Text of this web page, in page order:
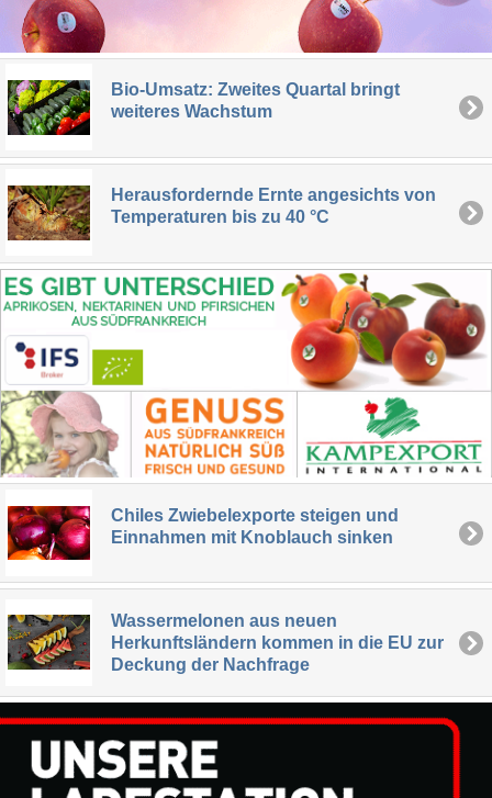
Bio-Umsatz: Zweites Quartal bringt
weiteres Wachstum
Herausfordernde Ernte angesichts von
Temperaturen bis zu 40 °C
Chiles Zwiebelexporte steigen und
Einnahmen mit Knoblauch sinken
Wassermelonen aus neuen
Herkunftsländern kommen in die EU zur
Deckung der Nachfrage